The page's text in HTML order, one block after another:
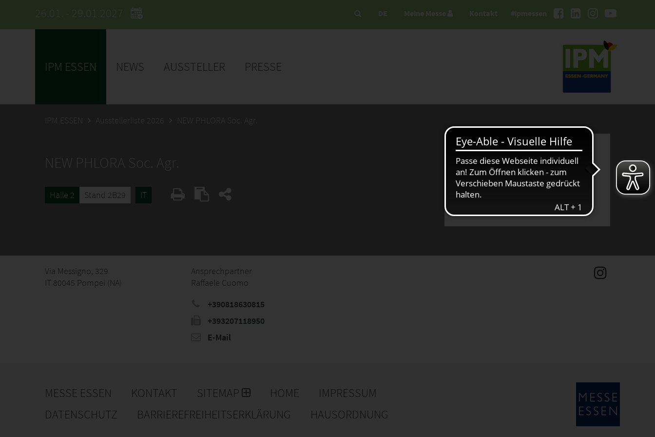
26.01. - 29.01.2027 #ipmessen
DE Meine Messe Kontakt
IPM ESSEN NEWS AUSSTELLER PRESSE
IPM ESSEN Ausstellerliste 2026 NEW PHLORA Soc. Agr.
NEW PHLORA Soc. Agr.
Halle 2 Stand 2B29 IT
Via Messigno, 329
IT 80045 Pompei (NA)
Ansprechpartner
Raffaele Cuomo
+390818630815
+393207118950
E-Mail
MESSE ESSEN KONTAKT SITEMAP HOME
IMPRESSUM
DATENSCHUTZ
BARRIEREFREIHEITSERKLÄRUNG HAUSORDNUNG